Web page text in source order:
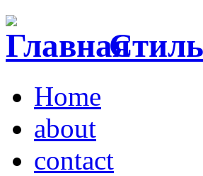
Home
about
contact